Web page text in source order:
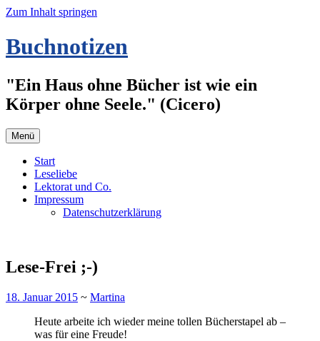
Zum Inhalt springen
Buchnotizen
"Ein Haus ohne Bücher ist wie ein
Körper ohne Seele." (Cicero)
Menü
Start
Leseliebe
Lektorat und Co.
Impressum
Datenschutzerklärung
Lese-Frei ;-)
18. Januar 2015 ~ Martina
Heute arbeite ich wieder meine tollen Bücherstapel ab –
was für eine Freude!